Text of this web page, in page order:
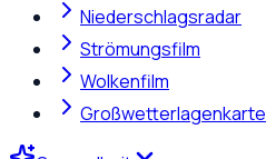
Niederschlagsradar
Strömungsfilm
Wolkenfilm
Großwetterlagenkarte